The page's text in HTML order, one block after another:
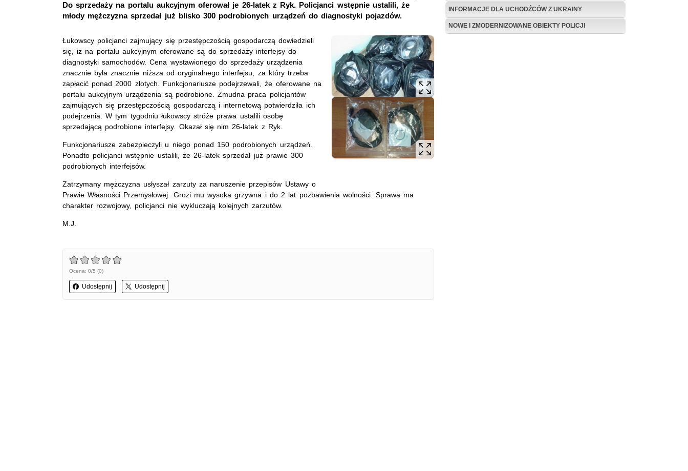
Do sprzedaży na portalu aukcyjnym oferował je 26-latek z Ryk. Policjanci wstępnie ustalili, że
młody mężczyzna sprzedał już blisko 300 podrobionych urządzeń do diagnostyki pojazdów.
Łukowscy policjanci zajmujący się przestępczością gospodarczą dowiedzieli
się, iż na portalu aukcyjnym oferowane są do sprzedaży interfejsy do
diagnostyki samochodów. Cena wystawionego do sprzedaży urządzenia
znacznie była znacznie niższa od oryginalnego interfejsu, za który trzeba
zapłacić ponad 2000 złotych. Funkcjonariusze podejrzewali, że oferowane na
portalu aukcyjnym urządzenia są podrobione. Żmudna praca policjantów
zajmujących się przestępczością gospodarczą i internetową potwierdziła ich
podejrzenia. W tym tygodniu łukowscy stróże prawa ustalili osobę
sprzedającą podrobione interfejsy. Okazał się nim 26-latek z Ryk.
Funkcjonariusze zabezpieczyli u niego ponad 150 podrobionych urządzeń.
Ponadto policjanci wstępnie ustalili, że 26-latek sprzedał już prawie 300
podrobionych interfejsów.
Zatrzymany mężczyzna usłyszał zarzuty za naruszenie przepisów Ustawy o
Prawie Własności Przemysłowej. Grozi mu wysoka grzywna i do 2 lat pozbawienia wolności. Sprawa ma
charakter rozwojowy, policjanci nie wykluczają kolejnych zarzutów.
M.J.
Ocena: 0/5 (0)
Udostępnij Udostępnij
INFORMACJE DLA UCHODŹCÓW Z UKRAINY
NOWE I ZMODERNIZOWANE OBIEKTY POLICJI